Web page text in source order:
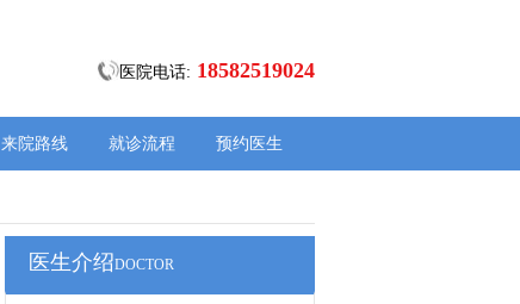
医院电话: 18582519024
来院路线 就诊流程 预约医生
医生介绍DOCTOR